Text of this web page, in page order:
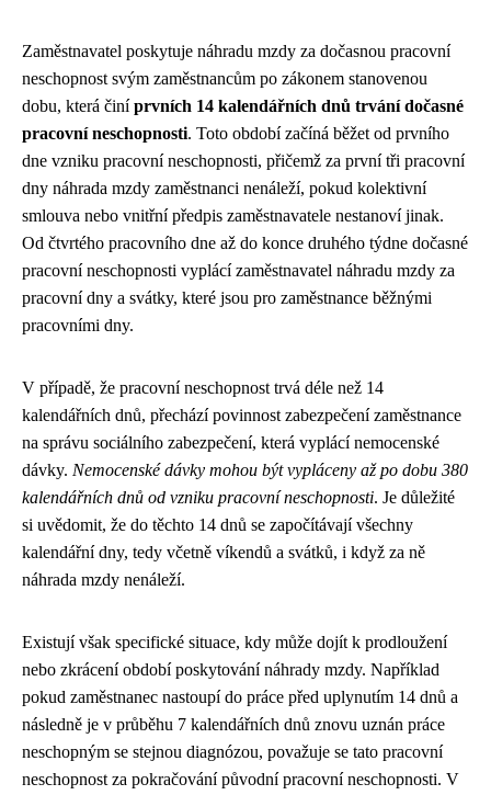
Zaměstnavatel poskytuje náhradu mzdy za dočasnou pracovní
neschopnost svým zaměstnancům po zákonem stanovenou
dobu, která činíprvních 14 kalendářních dnů trvání dočasné
pracovní neschopnosti. Toto období začíná běžet od prvního
dne vzniku pracovní neschopnosti, přičemž za první tři pracovní
dny náhrada mzdy zaměstnanci nenáleží, pokud kolektivní
smlouva nebo vnitřní předpis zaměstnavatele nestanoví jinak.
Od čtvrtého pracovního dne až do konce druhého týdne dočasné
pracovní neschopnosti vyplácí zaměstnavatel náhradu mzdy za
pracovní dny a svátky, které jsou pro zaměstnance běžnými
pracovními dny.
V případě, že pracovní neschopnost trvá déle než 14
kalendářních dnů, přechází povinnost zabezpečení zaměstnance
na správu sociálního zabezpečení, která vyplácí nemocenské
dávky. Nemocenské dávky mohou být vypláceny až po dobu 380
kalendářních dnů od vzniku pracovní neschopnosti. Je důležité
si uvědomit, že do těchto 14 dnů se započítávají všechny
kalendářní dny, tedy včetně víkendů a svátků, i když za ně
náhrada mzdy nenáleží.
Existují však specifické situace, kdy může dojít k prodloužení
nebo zkrácení období poskytování náhrady mzdy. Například
pokud zaměstnanec nastoupí do práce před uplynutím 14 dnů a
následně je v průběhu 7 kalendářních dnů znovu uznán práce
neschopným se stejnou diagnózou, považuje se tato pracovní
neschopnost za pokračování původní pracovní neschopnosti. V